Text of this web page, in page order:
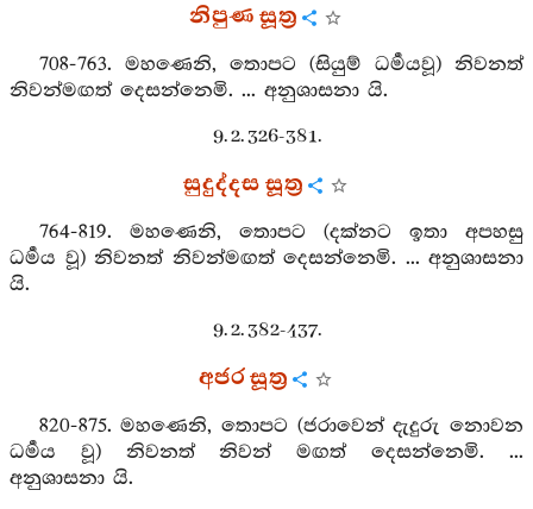
නිපුණ සූත්‍ර
708-763. මහණෙනි, තොපට (සියුම් ධර්‍මයවූ) නිවනත්
නිවන්මඟත් දෙසන්නෙමි. ... අනුශාසනා යි.
9. 2. 326-381.
සුදුද්දස සූත්‍ර
764-819. මහණෙනි, තොපට (දක්නට ඉතා අපහසු
ධර්‍මය වූ) නිවනත් නිවන්මඟත් දෙසන්නෙමි. ... අනුශාසනා
යි.
9. 2. 382-437.
අජර සූත්‍ර
820-875. මහණෙනි, තොපට (ජරාවෙන් දැදුරු නොවන
ධර්‍මය වූ) නිවනත් නිවන් මඟත් දෙසන්නෙමි. ...
අනුශාසනා යි.